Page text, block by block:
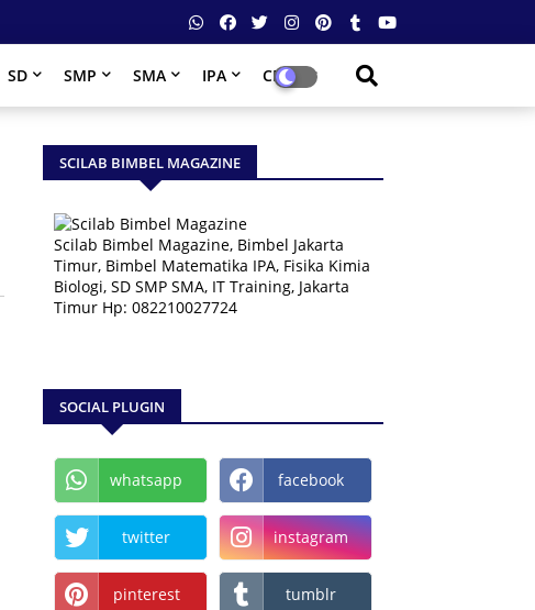
SD SMP SMA IPA CPNS
SCILAB BIMBEL MAGAZINE
Scilab Bimbel Magazine, Bimbel Jakarta
Timur, Bimbel Matematika IPA, Fisika Kimia
Biologi, SD SMP SMA, IT Training, Jakarta
Timur Hp: 082210027724
SOCIAL PLUGIN
whatsapp facebook
twitter instagram
pinterest tumblr